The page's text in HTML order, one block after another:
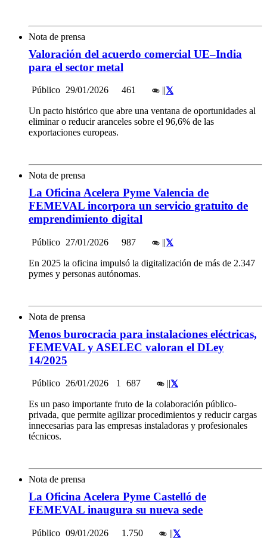
Nota de prensa
Valoración del acuerdo comercial UE–India
para el sector metal
Público 29/01/2026 461
Un pacto histórico que abre una ventana de oportunidades al
eliminar o reducir aranceles sobre el 96,6% de las
exportaciones europeas.
Nota de prensa
La Oficina Acelera Pyme Valencia de
FEMEVAL incorpora un servicio gratuito de
emprendimiento digital
Público 27/01/2026 987 ||
En 2025 la oficina impulsó la digitalización de más de 2.347
pymes y personas autónomas.
Nota de prensa
Menos burocracia para instalaciones eléctricas,
FEMEVAL y ASELEC valoran el DLey
14/2025
Público 26/01/2026 1 687 ||
Es un paso importante fruto de la colaboración público-
privada, que permite agilizar procedimientos y reducir cargas
innecesarias para las empresas instaladoras y profesionales
técnicos.
Nota de prensa
La Oficina Acelera Pyme Castelló de
FEMEVAL inaugura su nueva sede
Público 09/01/2026 1.750 ||